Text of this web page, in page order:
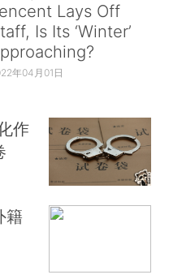
Lays Off
Is Its ‘Winter’
年04月01日
作
籍